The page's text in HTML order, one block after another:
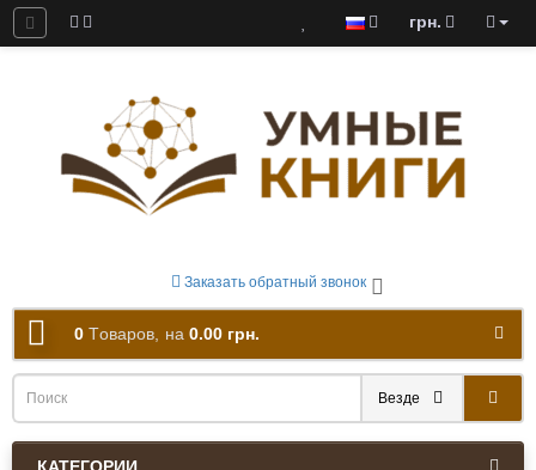
грн.
Заказать обратный звонок
0 Tоваров, на 0.00 грн.
Везде